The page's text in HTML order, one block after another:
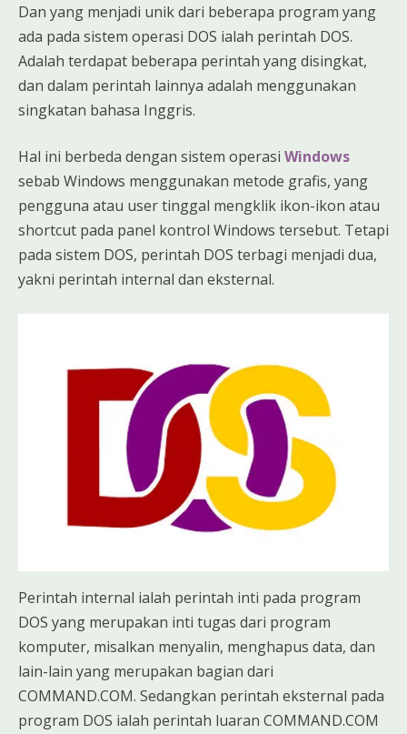
Dan yang menjadi unik dari beberapa program yang
ada pada sistem operasi DOS ialah perintah DOS.
Adalah terdapat beberapa perintah yang disingkat,
dan dalam perintah lainnya adalah menggunakan
singkatan bahasa Inggris.
Hal ini berbeda dengan sistem operasi Windows
sebab Windows menggunakan metode grafis, yang
pengguna atau user tinggal mengklik ikon-ikon atau
shortcut pada panel kontrol Windows tersebut. Tetapi
pada sistem DOS, perintah DOS terbagi menjadi dua,
yakni perintah internal dan eksternal.
Perintah internal ialah perintah inti pada program
DOS yang merupakan inti tugas dari program
komputer, misalkan menyalin, menghapus data, dan
lain-lain yang merupakan bagian dari
COMMAND.COM. Sedangkan perintah eksternal pada
program DOS ialah perintah luaran COMMAND.COM